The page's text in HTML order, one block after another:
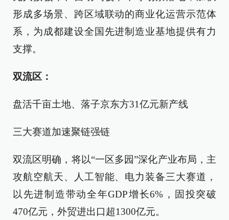
形成多场景、跨区域联动的商业化运营示范体
系，为成都建设全国先进制造业基地提供有力
支撑。
双流区：
盘活千亩土地、落子京东方31亿元新产线
三大赛道加速聚链强链
双流区明确，将以“一区多园”深化产业布局，主
攻航空航天、人工智能、电力装备三大赛道，
以先进制造带动全年GDP增长6%，固投突破
470亿元，外贸进出口超1300亿元。